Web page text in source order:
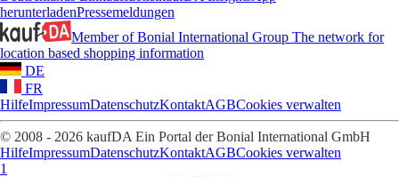
herunterladenPressemeldungen
Member of Bonial International Group The network for
location based shopping information
DE
FR
HilfeImpressumDatenschutzKontaktAGBCookies verwalten
© 2008 - 2026 kaufDA Ein Portal der Bonial International GmbH
HilfeImpressumDatenschutzKontaktAGBCookies verwalten
1